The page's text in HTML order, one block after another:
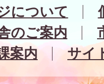
について
のご案内
案内
サイ